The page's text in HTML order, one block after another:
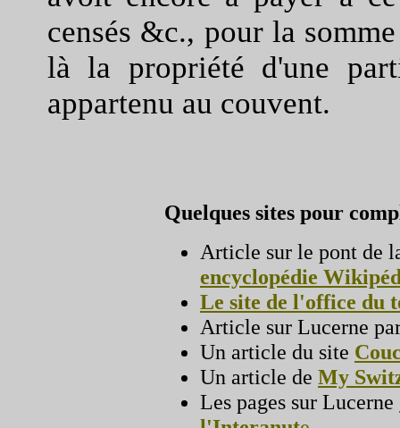
censés &c., pour la
là la propriété d'une
appartenu au couvent.
Quelques sites pour
Article sur le pont de
encyclopédie
Le site de l'office du
Article sur Lucerne
Un article du site
Un article de My
Les pages sur Lucerne